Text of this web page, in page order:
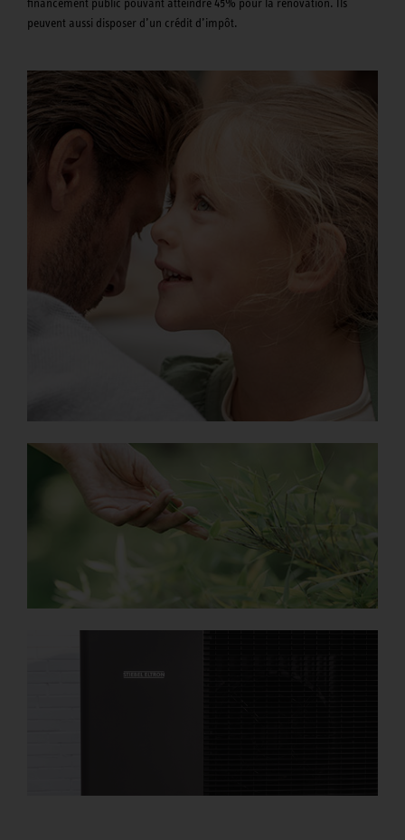
peuvent aussi disposer d’un crédit d’impôt.